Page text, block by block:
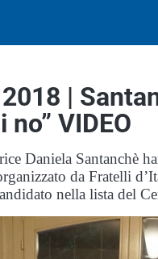
|
VIDEO
Daniela Santanchè
da Fratelli
nella lista del